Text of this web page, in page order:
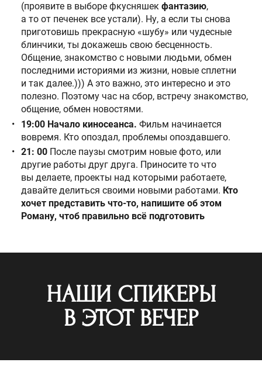
(проявите в выборе фкусняшек фантазию,
а то от печенек все устали). Ну, а если ты снова
приготовишь прекрасную «шубу» или чудесные
блинчики, ты докажешь свою бесценность.
Общение, знакомство с новыми людьми, обмен
последними историями из жизни, новые сплетни
и так далее.))) А это важно, это интересно и это
полезно. Поэтому час на сбор, встречу знакомство,
общение, обмен новостями.
19:00 Начало киносеанса. Фильм начинается
вовремя. Кто опоздал, проблемы опоздавшего.
21: 00 После паузы смотрим новые фото, или
другие работы друг друга. Приносите то что
вы делаете, проекты над которыми работаете,
давайте делиться своими новыми работами. Кто
хочет представить что-то, напишите об этом
Роману, чтоб правильно всё подготовить
НАШИ СПИКЕРЫ
В ЭТОТ ВЕЧЕР